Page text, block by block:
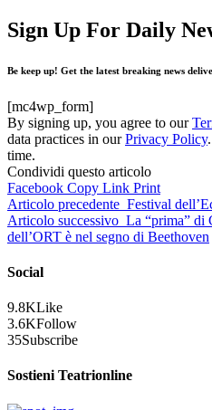
Sign Up For Daily
Be keep up! Get the latest breaking news
[mc4wp_form]
By signing up, you agree to our
data practices in ourPrivacy Policy
time.
Condividi questo articolo
Facebook Copy Link Print
Articolo precedente Festival
Articolo successivo La “prima” di
dell’ORT è nel segno di Beethoven
Social
9.8KLike
3.6KFollow
35Subscribe
Sostieni Teatrionline